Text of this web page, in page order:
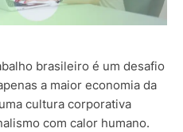
brasileiro é um desafio
a maior economia da
cultura corporativa
com calor humano.